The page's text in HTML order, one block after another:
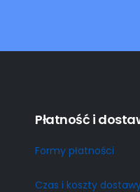
Płatność i
Formy płatności
Czas i koszty